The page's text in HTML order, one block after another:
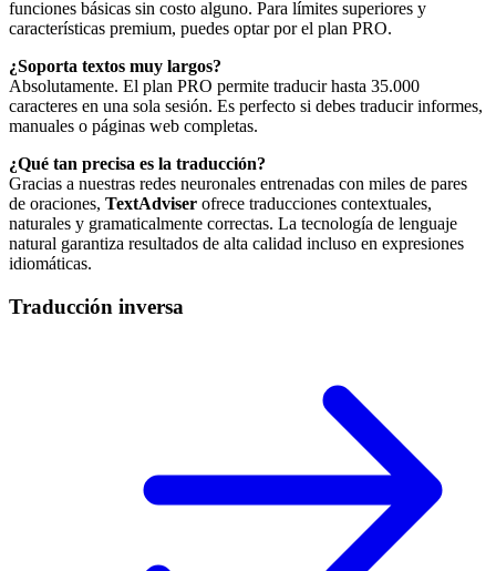
funciones básicas sin costo alguno. Para límites superiores y
características premium, puedes optar por el plan PRO.
¿Soporta textos muy largos?
Absolutamente. El plan PRO permite traducir hasta 35.000
caracteres en una sola sesión. Es perfecto si debes traducir informes,
manuales o páginas web completas.
¿Qué tan precisa es la traducción?
Gracias a nuestras redes neuronales entrenadas con miles de pares
de oraciones, TextAdviser ofrece traducciones contextuales,
naturales y gramaticalmente correctas. La tecnología de lenguaje
natural garantiza resultados de alta calidad incluso en expresiones
idiomáticas.
Traducción inversa